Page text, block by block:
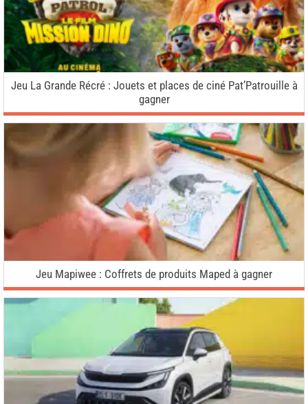
Jeu La Grande Récré : Jouets et places de ciné Pat’Patrouille à
gagner
Jeu Mapiwee : Coffrets de produits Maped à gagner